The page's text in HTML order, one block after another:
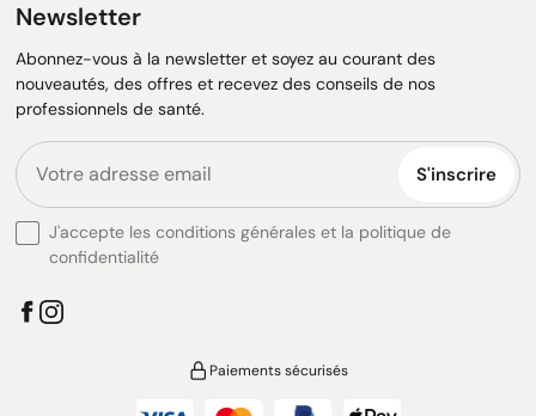
Newsletter
Abonnez-vous à la newsletter et soyez au courant des
nouveautés, des offres et recevez des conseils de nos
professionnels de santé.
S'inscrire
J'accepte les conditions générales et la politique de
confidentialité
Paiements sécurisés